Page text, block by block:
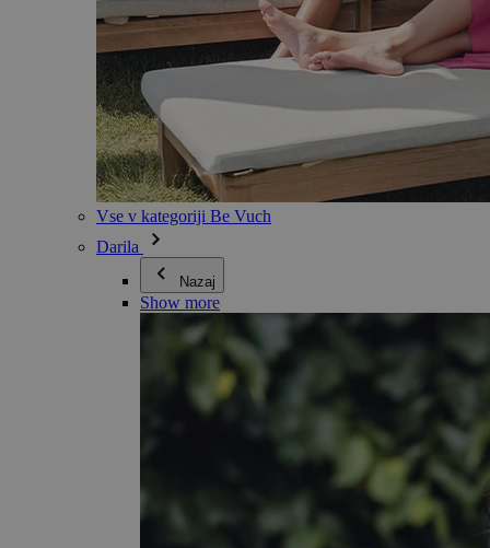
Vse v kategoriji Be Vuch
Darila
Nazaj
Show more